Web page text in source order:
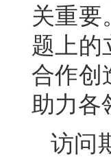
关重要
题上的
合作创
助力各
访问